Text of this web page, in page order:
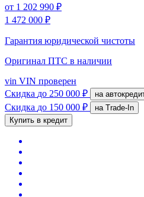
от 1 202 990 ₽
1 472 000 ₽
Гарантия юридической чистоты
Оригинал ПТС в наличии
vin VIN проверен
Скидка до 250 000 ₽ на
Скидка до 150 000 ₽
на Trade-In
Купить в кредит